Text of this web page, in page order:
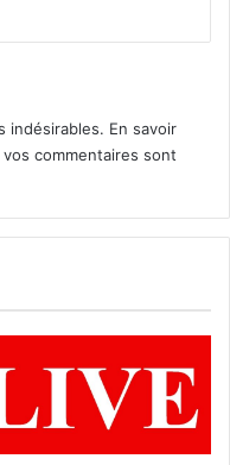
indésirables. En savoir
commentaires sont